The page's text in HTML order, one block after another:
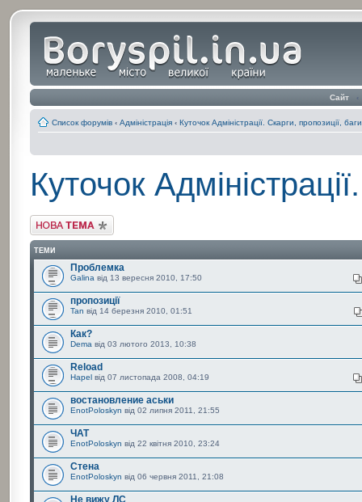
Сайт ‹
Список форумів ‹ Адміністрація ‹ Куточок Адміністрації. Скарги, пропозиції,
Куточок
Створити нову тему
ТЕМИ
Проблемка
Galinaвід 13 вересня 2010, 17:50
пропозиції
Tan від 14 березня 2010, 01:51
Как?
Demaвід 03 лютого 2013, 10:38
Reload
Hapelвід 07 листопада 2008, 04:19
востановление аськи
EnotPoloskyn від 02 липня 2011, 21:55
ЧАТ
EnotPoloskyn від 22 квітня 2010, 23:24
Стена
EnotPoloskyn від 06 червня 2011, 21:08